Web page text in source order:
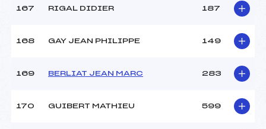
167 RIGAL DIDIER 187
168 GAY JEAN PHILIPPE 149
169 BERLIAT JEAN MARC 283
170 GUIBERT MATHIEU 599